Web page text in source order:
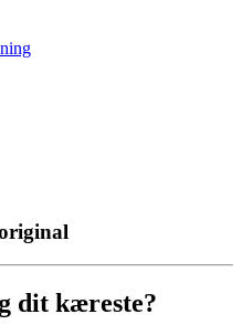
dit kæreste?